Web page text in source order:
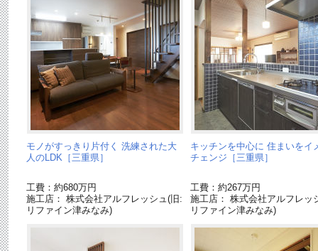
モノがすっきり片付く 洗練された大
人のLDK［三重県］
工費：約680万円
施工店： 株式会社アルフレッシュ(旧:
リファイン津みなみ)
キッチンを中心に 住まいをイ
チェンジ［三重県］
工費：約267万円
施工店： 株式会社アルフレッ
リファイン津みなみ)